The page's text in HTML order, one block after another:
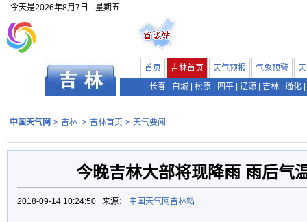
今天是2026年8月7日 星期五
首页 吉林首页 天气预报 气象预警
长春
白城 松原 四平 辽源 吉林 通化
中国天气网 > 吉林 > 吉林首页 > 天气要闻
今晚吉林大部将现降雨 雨后气
2018-09-14 10:24:50 来源： 中国天气网吉林站